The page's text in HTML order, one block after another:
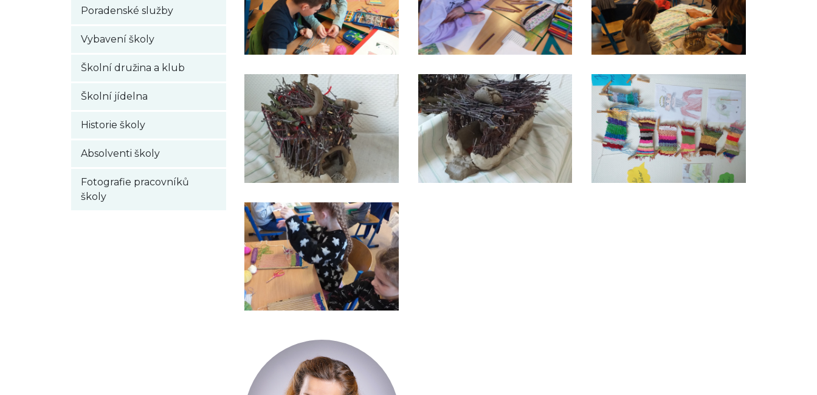
Poradenské služby
Vybavení školy
Školní družina a klub
Školní jídelna
Historie školy
Absolventi školy
Fotografie pracovníků
školy